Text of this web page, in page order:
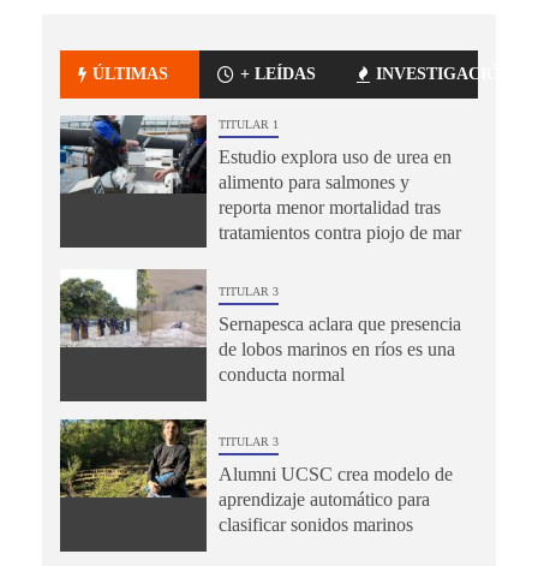
ÚLTIMAS + LEÍDAS INVESTIGACIÓN
TITULAR 1
Estudio explora uso de urea en
alimento para salmones y
reporta menor mortalidad tras
tratamientos contra piojo de mar
TITULAR 3
Sernapesca aclara que presencia
de lobos marinos en ríos es una
conducta normal
TITULAR 3
Alumni UCSC crea modelo de
aprendizaje automático para
clasificar sonidos marinos